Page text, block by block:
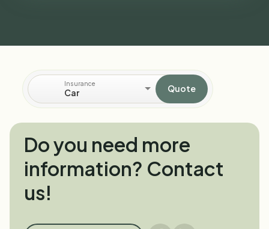
Insurance
Car Quote
Do you need more
information? Contact
us!